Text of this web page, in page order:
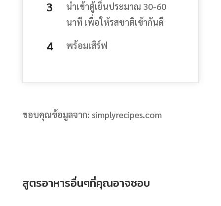
นำเข้าตู้เย็นประมาณ 30-60
นาที เพื่อให้รสชาติเข้ากันดี
พร้อมเสิร์ฟ
ขอบคุณข้อมูลจาก: simplyrecipes.com
สูตรอาหารอื่นๆที่คุณอาจชอบ